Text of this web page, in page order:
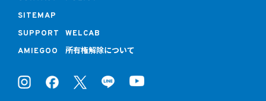
SITEMAP
SUPPORT
WELCAB
AMIEGOO
所有権解除について